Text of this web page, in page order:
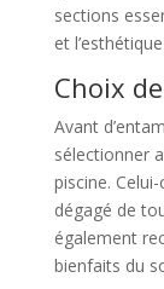
sections
et
Choix
Avant
sélectionner
piscine.
dégagé de
également
bienfaits du